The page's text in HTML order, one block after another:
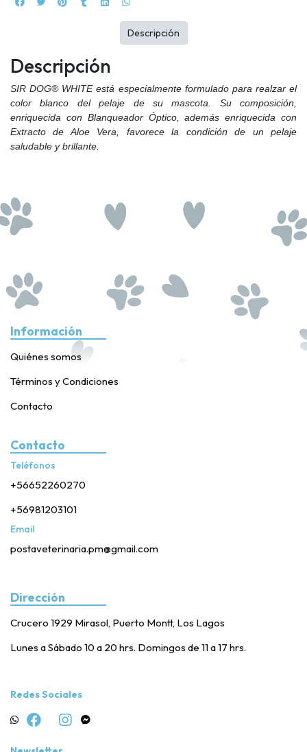
Descripción
SIR DOG® WHITE está especialmente formulado para realzar el
color blanco del pelaje de su mascota. Su composición,
enriquecida con Blanqueador Óptico, además enriquecida con
Extracto de Aloe Vera, favorece la condición de un pelaje
saludable y brillante.
Descripción
Información
Quiénes somos
Términos y Condiciones
Contacto
Contacto
Teléfonos
+56652260270
+56981203101
Email
postaveterinaria.pm@gmail.com
Dirección
Crucero 1929 Mirasol, Puerto Montt, Los Lagos
Lunes a Sábado 10 a 20 hrs. Domingos de 11 a 17 hrs.
Redes Sociales